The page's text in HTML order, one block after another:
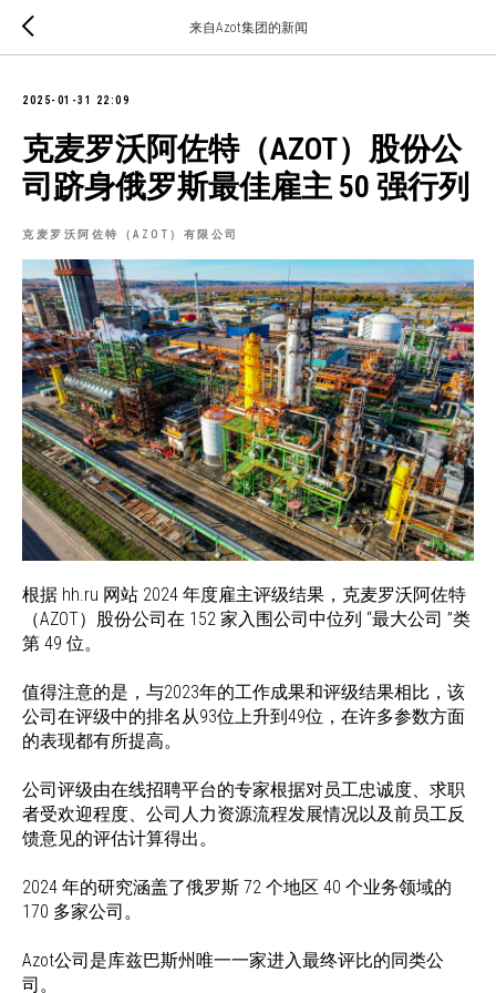
来自Azot集团的新闻
2025-01-31 22:09
克麦罗沃阿佐特（AZOT）股份公
司跻身俄罗斯最佳雇主 50 强行列
克麦罗沃阿佐特（AZOT）有限公司
根据 hh.ru 网站 2024 年度雇主评级结果，克麦罗沃阿佐特
（AZOT）股份公司在 152 家入围公司中位列 “最大公司 ”类
第 49 位。
值得注意的是，与2023年的工作成果和评级结果相比，该
公司在评级中的排名从93位上升到49位，在许多参数方面
的表现都有所提高。
公司评级由在线招聘平台的专家根据对员工忠诚度、求职
者受欢迎程度、公司人力资源流程发展情况以及前员工反
馈意见的评估计算得出。
2024 年的研究涵盖了俄罗斯 72 个地区 40 个业务领域的
170 多家公司。
Azot公司是库兹巴斯州唯一一家进入最终评比的同类公
司。